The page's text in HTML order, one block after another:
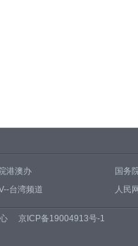
港澳办
国务
台湾频道 人民
京ICP备19004913号-1